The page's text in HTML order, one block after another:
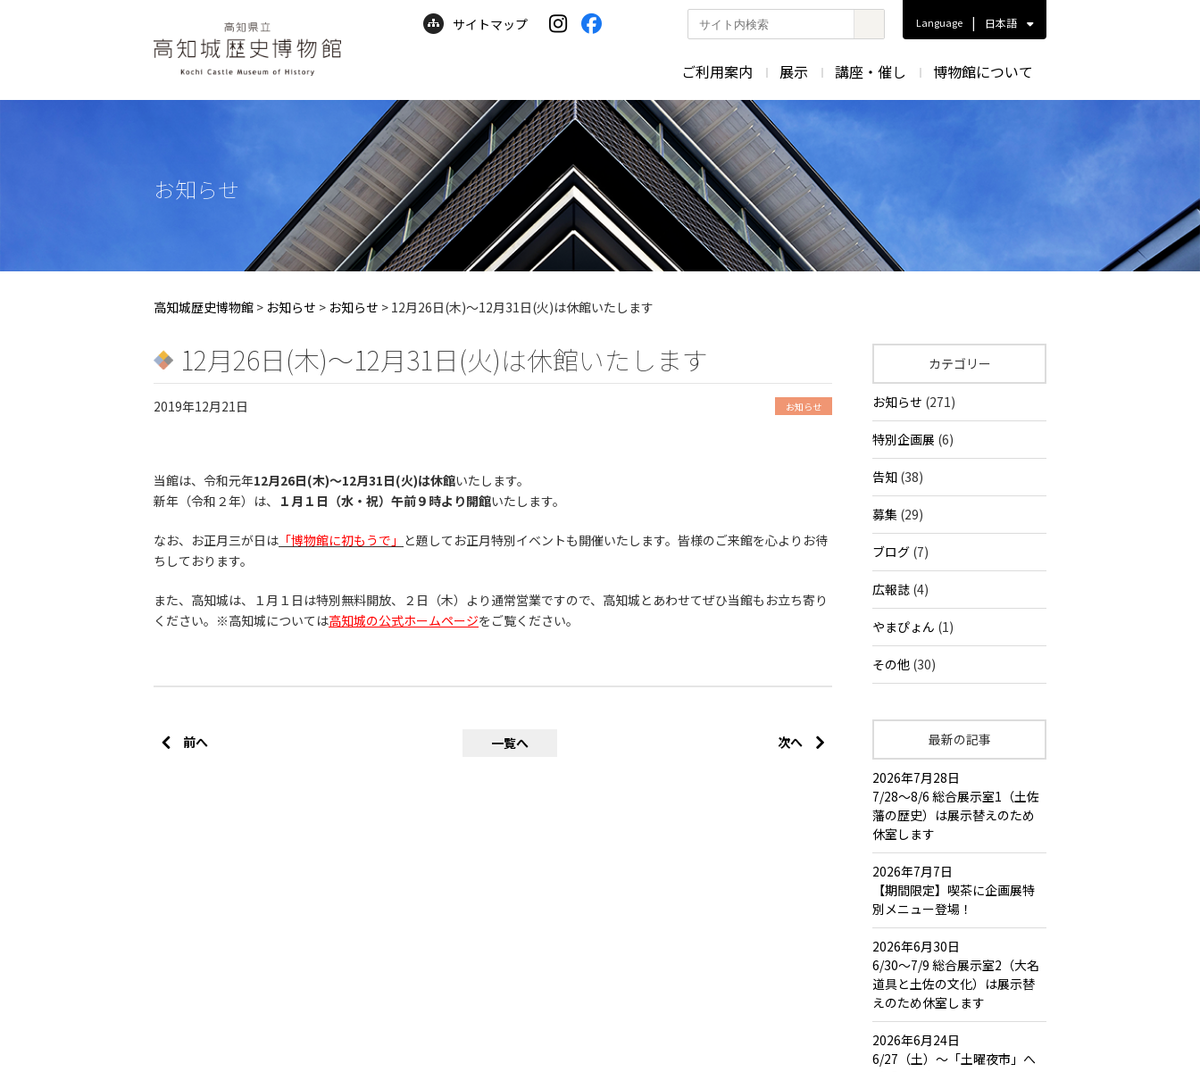
サイトマップ
ト
検
索
Language | 日本語
ご利用案内 展示 講座・催し 博物館について
お知らせ
高知城歴史博物館 > お知らせ > お知らせ > 12月26日(木)〜12月31日(火)は休館いたします
12月26日(木)〜12月31日(火)は休館いたします
2019年12月21日 お知らせ
当館は、令和元年12月26日(木)〜12月31日(火)は休館いたします。
新年（令和２年）は、 １月１日（水・祝）午前９時より開館いたします。
なお、お正月三が日は 「博物館に初もうで」 と題してお正月特別イベントも開催いたします。皆様のご来館を心よりお待
ちしております。
また、高知城は、１月１日は特別無料開放、２日（木）より通常営業ですので、高知城とあわせてぜひ当館もお立ち寄り
ください。※高知城については高知城の公式ホームページをご覧ください。
前へ 一覧へ 次へ
カテゴリー
お知らせ (271)
特別企画展 (6)
告知 (38)
募集 (29)
ブログ (7)
広報誌 (4)
やまぴょん (1)
その他 (30)
最新の記事
2026年7月28日
7/28～8/6 総合展示室1（土佐
藩の歴史）は展示替えのため
休室します
2026年7月7日
【期間限定】喫茶に企画展特
別メニュー登場！
2026年6月30日
6/30～7/9 総合展示室2（大名
道具と土佐の文化）は展示替
えのため休室します
2026年6月24日
6/27（土）～「土曜夜市」へ